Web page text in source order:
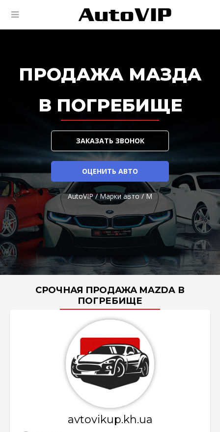
ПРОДАЖА МАЗДА
В ПОГРЕБИЩЕ
ЗАКАЗАТЬ ЗВОНОК
ОЦЕНИТЬ АВТО
AutoVIP/Марки авто/M
СРОЧНАЯ ПРОДАЖА MAZDA В
ПОГРЕБИЩЕ
avtovikup.kh.ua